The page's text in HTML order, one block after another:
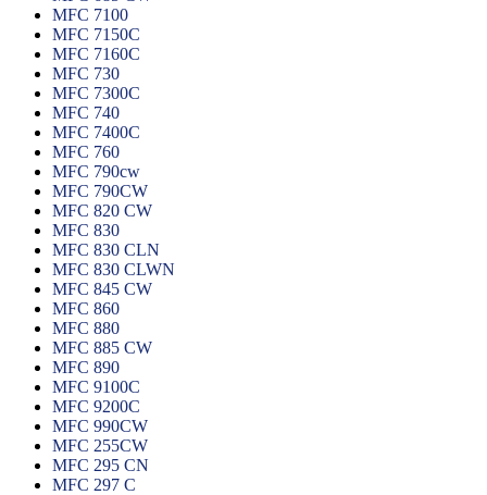
MFC 7100
MFC 7150C
MFC 7160C
MFC 730
MFC 7300C
MFC 740
MFC 7400C
MFC 760
MFC 790cw
MFC 790CW
MFC 820 CW
MFC 830
MFC 830 CLN
MFC 830 CLWN
MFC 845 CW
MFC 860
MFC 880
MFC 885 CW
MFC 890
MFC 9100C
MFC 9200C
MFC 990CW
MFC 255CW
MFC 295 CN
MFC 297 C